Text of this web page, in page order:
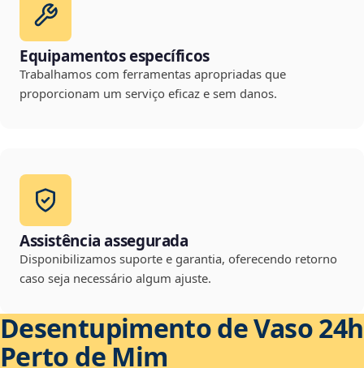
Equipamentos específicos
Trabalhamos com ferramentas apropriadas que
proporcionam um serviço eficaz e sem danos.
Assistência assegurada
Disponibilizamos suporte e garantia, oferecendo retorno
caso seja necessário algum ajuste.
Desentupimento de Vaso 24h
Perto de Mim